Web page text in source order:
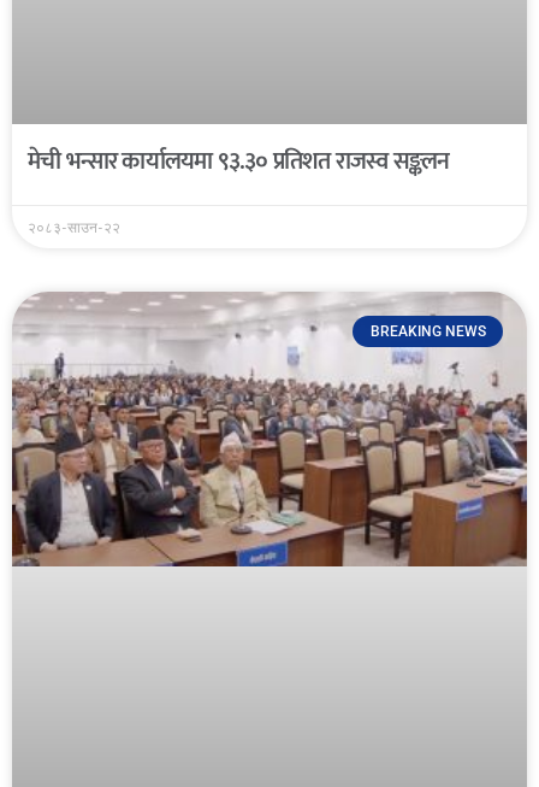
मेची भन्सार कार्यालयमा ९३.३० प्रतिशत राजस्व सङ्कलन
२०८३-साउन-२२
BREAKING NEWS